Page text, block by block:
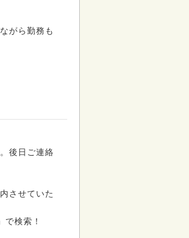
がら勤務も
後日ご連絡
させていた
検索！